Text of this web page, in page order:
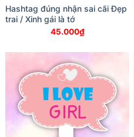
Hashtag đúng nhận sai cãi Đẹp
trai / Xinh gái là tớ
45.000₫